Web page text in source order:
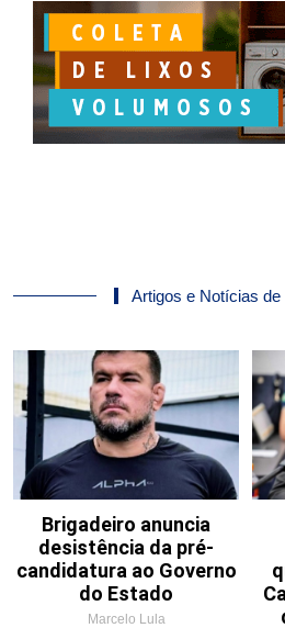
Artigos e Notícias
Brigadeiro anuncia
desistência da pré-
candidatura ao Governo
do Estado
Marcelo Lula